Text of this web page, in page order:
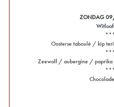
ZONDAG
***
Oosterse taboulé / kip
***
Zeewolf / aubergine /
***